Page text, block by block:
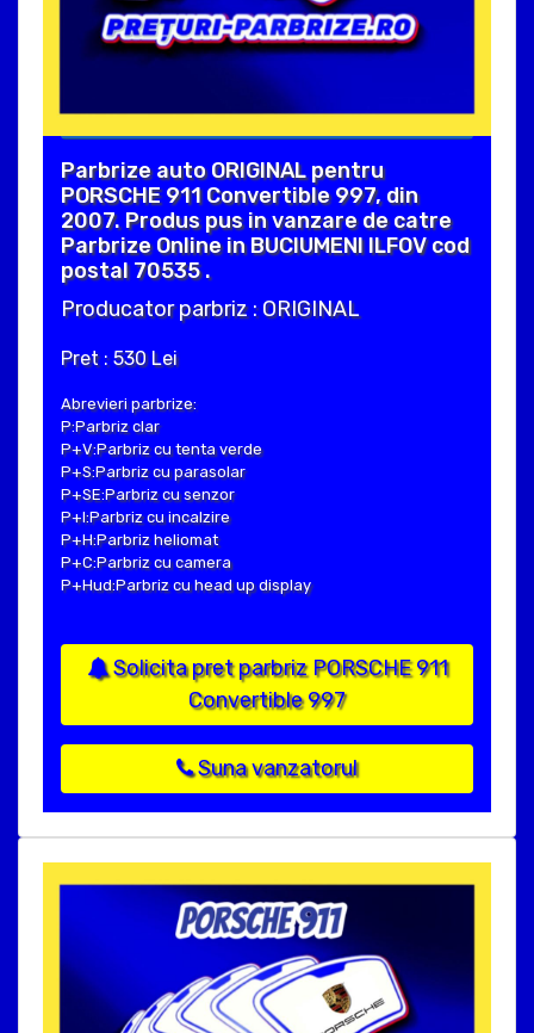
Parbrize auto ORIGINAL pentru
PORSCHE 911 Convertible 997, din
2007. Produs pus in vanzare de catre
Parbrize Online in BUCIUMENI ILFOV cod
postal 70535 .
Producator parbriz : ORIGINAL
Pret : 530 Lei
Abrevieri parbrize:
P:Parbriz clar
P+V:Parbriz cu tenta verde
P+S:Parbriz cu parasolar
P+SE:Parbriz cu senzor
P+I:Parbriz cu incalzire
P+H:Parbriz heliomat
P+C:Parbriz cu camera
P+Hud:Parbriz cu head up display
Solicita pret parbriz PORSCHE 911
Convertible 997
Suna vanzatorul